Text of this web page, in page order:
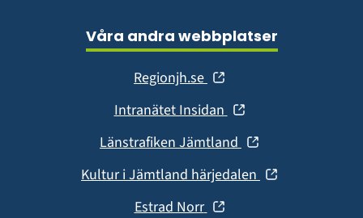
Våra andra webbplatser
Regionjh.se (öppnas
nytt
fönster)
Intranätet Insidan (öppnas
nytt
fönster)
Länstrafiken Jämtland (öppnas
nytt
Kultur i Jämtland härjedalen (öppnas
Estrad Norr (öppnas